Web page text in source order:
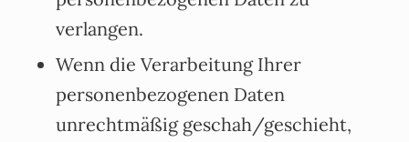
verlangen.
Wenn die Verarbeitung Ihrer
personenbezogenen Daten
unrechtmäßig geschah/geschieht,